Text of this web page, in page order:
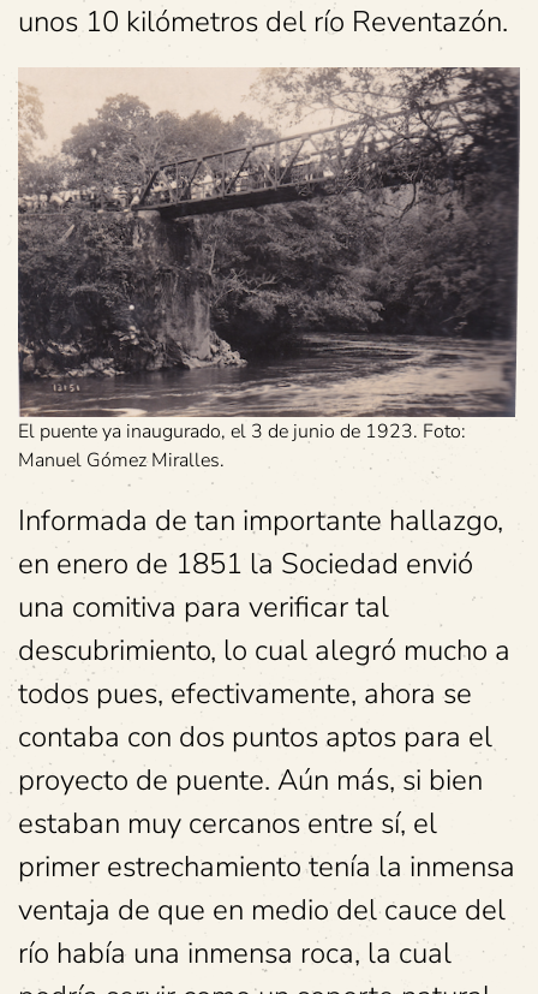
unos 10 kilómetros del río Reventazón.
El puente ya inaugurado, el 3 de junio de 1923. Foto:
Manuel Gómez Miralles.
Informada de tan importante hallazgo,
en enero de 1851 la Sociedad envió
una comitiva para verificar tal
descubrimiento, lo cual alegró mucho a
todos pues, efectivamente, ahora se
contaba con dos puntos aptos para el
proyecto de puente. Aún más, si bien
estaban muy cercanos entre sí, el
primer estrechamiento tenía la inmensa
ventaja de que en medio del cauce del
río había una inmensa roca, la cual